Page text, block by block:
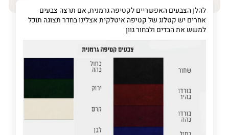
טלפון (חובה)
פרט על מה מדובר
להלן הצבעים האפשריים לקטיפה גרמנית, אם תרצה צבעים
אחרים יש קטלוג של קטיפה איטלקית אצלינו בחדר תצוגה תוכל
למשש את הבדים ולבחור גוון